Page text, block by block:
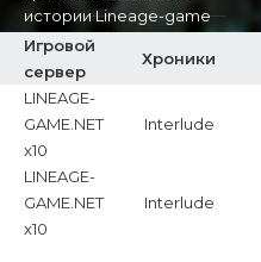
истории Lineage-game
мы нашли информацию
о 2 л2 серверах:x10.
Первый сервер был
самый новый откроется
01.11.2024 на хрониках
Interlude с рейтами x10.
Игровой
сервер
Хроники
LINEAGE-
GAME.NET
x10
Interlude
LINEAGE-
GAME.NET
x10
Interlude